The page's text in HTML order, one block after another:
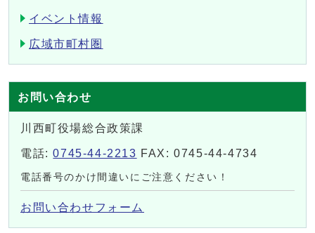
イベント情報
広域市町村圏
お問い合わせ
川西町役場総合政策課
電話:0745-44-2213 FAX: 0745-44-4734
電話番号のかけ間違いにご注意ください！
お問い合わせフォーム